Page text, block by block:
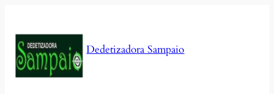
conteúdo
Dedetizadora Sampaio